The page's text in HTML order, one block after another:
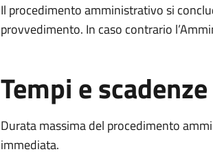
Il procedimento amministrativo si
provvedimento. In caso contrario
Tempi e scadenze
Durata massima del procedimento
immediata.